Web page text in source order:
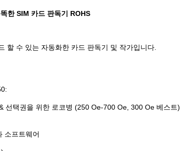
한 SIM 카드 판독기 ROHS
할 수 있는 자동화한 카드 판독기 및 작가입니다.
선택권을 위한 로코병 (250 Oe-700 Oe, 300 Oe 베스트)
소프트웨어